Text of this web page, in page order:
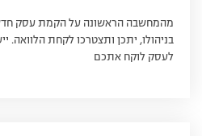
מהמחשבה הראשונה על הקמת עסק
בניהולו, יתכן ותצטרכו לקחת הלוואה.
לעסק לוקח אתכם